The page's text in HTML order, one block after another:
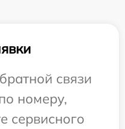
связи
номеру,
сервисного